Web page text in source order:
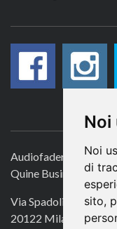
Noi
Noi
di
sito,
Audiofader.com
Quine Business
Via Spadolini 7
20122 Milano